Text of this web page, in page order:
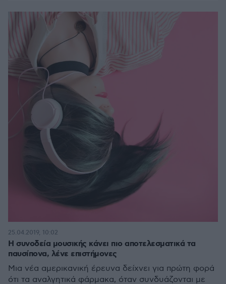
Η συνοδεία μουσικής κάνει πιο αποτελεσματικά τα
παυσίπονα, λένε επιστήμονες
Μια νέα αμερικανική έρευνα δείχνει για πρώτη φορά
ότι τα αναλγητικά φάρμακα, όταν συνδυάζονται με
25.04.2019, 10:02